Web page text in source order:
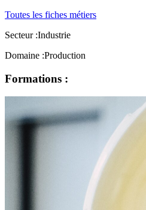
Toutes les fiches métiers
Secteur :Industrie
Domaine :Production
Formations :